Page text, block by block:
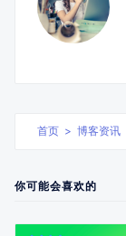
首页 > 博客资讯
你可能会喜欢的